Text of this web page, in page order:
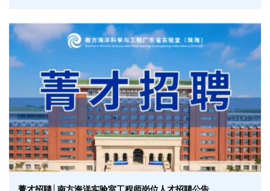
菁才招聘│南方海洋实验室工程师岗位人才招聘公告